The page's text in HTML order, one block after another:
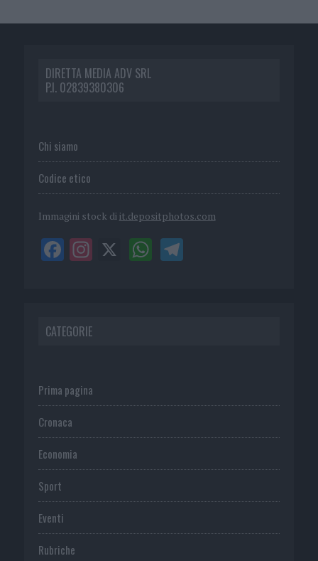
DIRETTA MEDIA ADV SRL
P.I. 02839380306
Chi siamo
Codice etico
Immagini stock di it.depositphotos.com
CATEGORIE
Prima pagina
Cronaca
Economia
Sport
Eventi
Rubriche